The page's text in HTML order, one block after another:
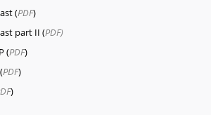
(PDF)
part II (PDF)
(PDF)
PDF)
)